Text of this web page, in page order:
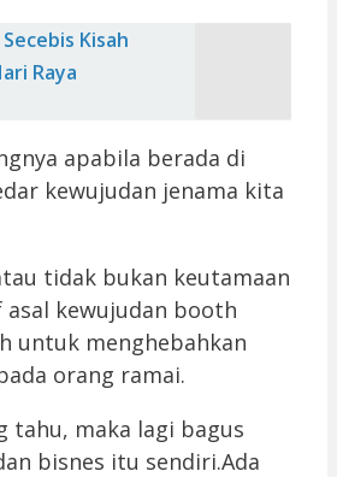
Secebis Kisah
Raya
apabila berada di
kewujudan jenama kita
tidak bukan keutamaan
kewujudan booth
untuk menghebahkan
orang ramai.
tahu, maka lagi bagus
bisnes itu sendiri.Ada